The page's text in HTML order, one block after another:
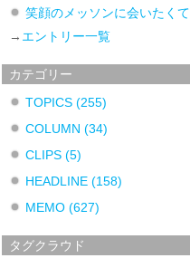
笑顔のメッソンに会いたくて
→ エントリー一覧
カテゴリー
TOPICS(255)
COLUMN(34)
CLIPS(5)
HEADLINE(158)
MEMO(627)
タグクラウド